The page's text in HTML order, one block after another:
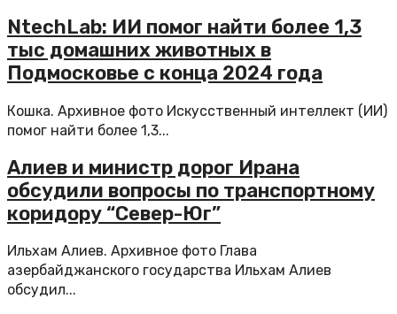
NtechLab: ИИ помог найти более 1,3
тыс домашних животных в
Подмосковье с конца 2024 года
Кошка. Архивное фото Искусственный интеллект (ИИ)
помог найти более 1,3...
Алиев и министр дорог Ирана
обсудили вопросы по транспортному
коридору “Север-Юг”
Ильхам Алиев. Архивное фото Глава
азербайджанского государства Ильхам Алиев
обсудил...